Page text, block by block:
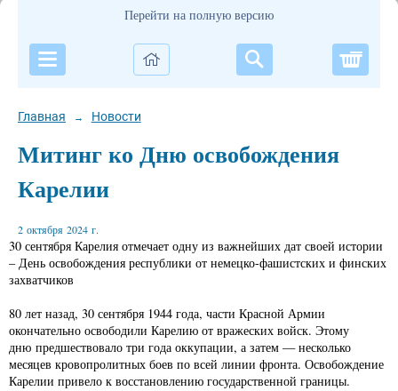
Перейти на полную версию
Главная → Новости
Митинг ко Дню освобождения
Карелии
2 октября 2024 г.
30 сентября Карелия отмечает одну из важнейших дат своей истории
– День освобождения республики от немецко-фашистских и финских
захватчиков
80 лет назад, 30 сентября 1944 года, части Красной Армии
окончательно освободили Карелию от вражеских войск. Этому
дню предшествовало три года оккупации, а затем — несколько
месяцев кровопролитных боев по всей линии фронта. Освобождение
Карелии привело к восстановлению государственной границы.